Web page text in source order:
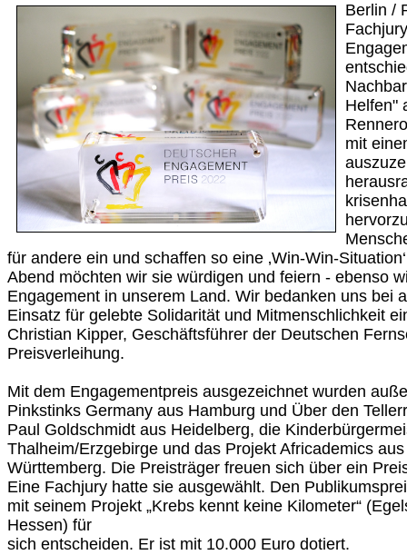
Berlin /
Helfen"
mit
für andere ein und schaffen so eine ‚Win-Win-
Abend möchten wir sie würdigen und feiern - ebenso
Engagement in unserem Land. Wir bedanken uns bei
Einsatz für gelebte Solidarität und Mitmenschlichkeit
Christian Kipper, Geschäftsführer der Deutschen
Preisverleihung.
Mit dem Engagementpreis ausgezeichnet wurden
Pinkstinks Germany aus Hamburg und Über den
Paul Goldschmidt aus Heidelberg, die
Thalheim/Erzgebirge und das Projekt Africademics
Württemberg. Die Preisträger freuen sich über ein
Eine Fachjury hatte sie ausgewählt. Den
mit seinem Projekt „Krebs kennt keine Kilometer“
Hessen) für
sich entscheiden. Er ist mit 10.000 Euro dotiert.